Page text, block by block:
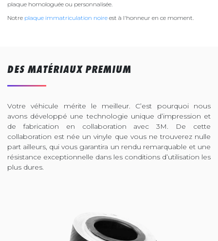
plaque homologuée ou personnalisée.
Notre plaque immatriculation noire est à l'honneur en ce moment.
DES MATÉRIAUX PREMIUM
Votre véhicule mérite le meilleur. C’est pourquoi nous
avons développé une technologie unique d’impression et
de fabrication en collaboration avec 3M. De cette
collaboration est née un vinyle que vous ne trouverez nulle
part ailleurs, qui vous garantira un rendu remarquable et une
résistance exceptionnelle dans les conditions d’utilisation les
plus dures.